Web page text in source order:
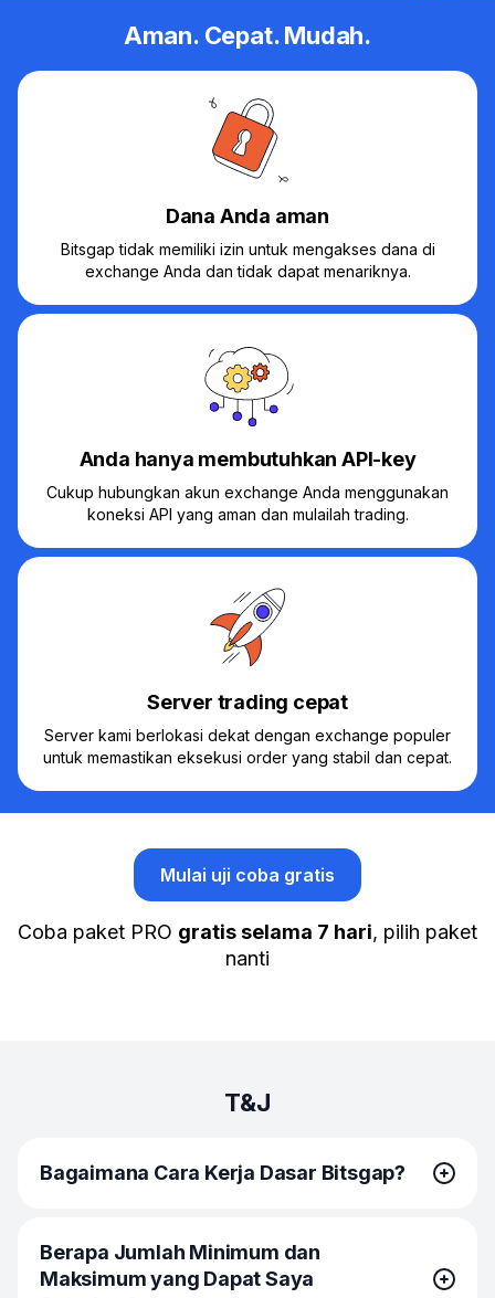
Aman. Cepat. Mudah.
Dana Anda aman
Bitsgap tidak memiliki izin untuk mengakses dana di
exchange Anda dan tidak dapat menariknya.
Anda hanya membutuhkan API-key
Cukup hubungkan akun exchange Anda menggunakan
koneksi API yang aman dan mulailah trading.
Server trading cepat
Server kami berlokasi dekat dengan exchange populer
untuk memastikan eksekusi order yang stabil dan cepat.
Mulai uji coba gratis
Coba paket PRO gratis selama 7 hari, pilih paket
nanti
T&J
Bagaimana Cara Kerja Dasar Bitsgap?
Bitsgap memungkinkan Anda untuk menghubungkan
exchange kripto dan menggunakan trading bot otomatis
dari satu terminal. Misalnya, Cardano Trading Bot akan
Berapa Jumlah Minimum dan
Maksimum yang Dapat Saya